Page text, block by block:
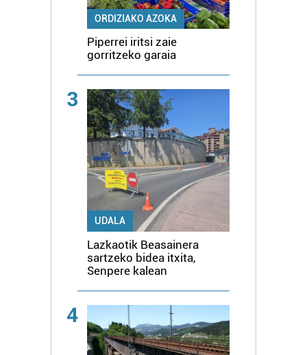
ORDIZIAKO AZOKA
Piperrei iritsi zaie
gorritzeko garaia
3
UDALA
Lazkaotik Beasainera
sartzeko bidea itxita,
Senpere kalean
4